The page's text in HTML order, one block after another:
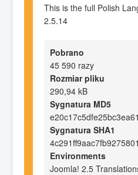
This is the full Polish
2.5.14
Pobrano
45 590 razy
Rozmiar pliku
290,94 kB
Sygnatura MD5
Sygnatura SHA1
Environments
Joomla! 2.5